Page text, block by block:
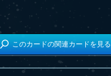
このカードの関連カードを見る